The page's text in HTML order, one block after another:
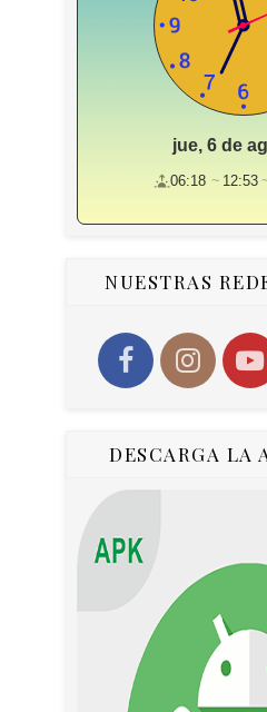
jue, 6 de
06:18 12:53
NUESTRAS
DESCARGA LA